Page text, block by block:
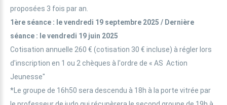
proposées 3 fois par an.
1ère séance : le vendredi 19 septembre 2025 / Dernière
séance : le vendredi 19 juin 2025
Cotisation annuelle 260 € (cotisation 30 € incluse) à régler lors
d'inscription en 1 ou 2 chèques à l'ordre de « AS Action
Jeunesse"
*Le groupe de 16h50 sera descendu à 18h à la porte vitrée par